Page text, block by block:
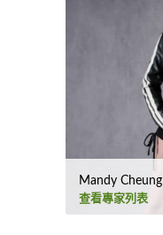
Mandy Cheung
查看專家列表